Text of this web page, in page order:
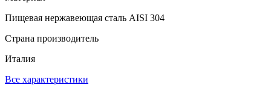
Пищевая нержавеющая сталь AISI 304
Страна производитель
Италия
Все характеристики